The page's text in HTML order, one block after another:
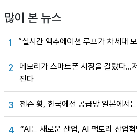
많이 본 뉴스
1 “실시간 액추에이션 루프가 차세대
2
메모리가 스마트폰 시장을 갈랐다…
진다
3 젠슨 황, 한국에선 공급망 일본에서
4 “AI는 새로운 산업, AI 팩토리 산업